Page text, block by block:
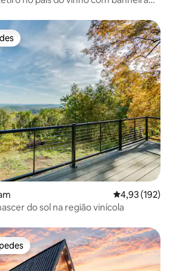
Classificação
4,93 (192)
do sol na região vinícola
mais apreciados